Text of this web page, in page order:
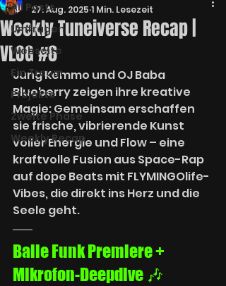
All Posts
Umfragen
Webseite
Ein Traum
Projekte
Zweite Phase
Weekly Recap
Weekly Tuneiverse Recap |
VLOG #6
27. Aug. 2025 1 Min. Lesezeit
Jung Kemmo und OJ Baba
Blueberry zeigen ihre kreative
Magie: Gemeinsam erschaffen
sie frische, vibrierende Kunst
voller Energie und Flow – eine
kraftvolle Fusion aus Space-Rap
auf dope Beats mit FLYMINGOlife-
Vibes, die direkt ins Herz und die
Seele geht.
Baile Funk Premiere +
Mikrofon-Deepdive 🎶